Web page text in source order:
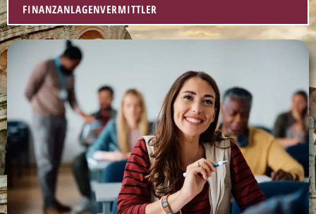
FINANZANLAGENVERMITTLER